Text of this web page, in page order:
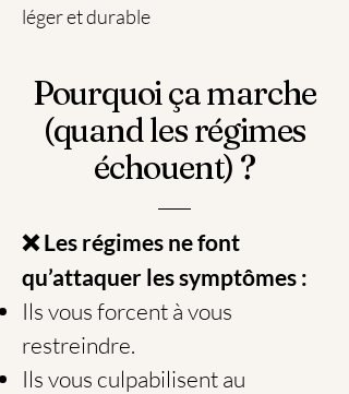
léger et durable
Pourquoi ça marche
(quand les régimes
échouent) ?
❌ Les régimes ne font
qu’attaquer les symptômes :
Ils vous forcent à vous
restreindre.
Ils vous culpabilisent au